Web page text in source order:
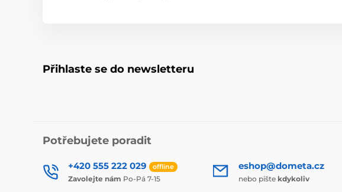
Přihlaste se do newsletteru
Potřebujete poradit
+420 555 222 029 offline
Zavolejte nám Po-Pá 7-15
eshop@dometa.cz
nebo pište kdykoliv